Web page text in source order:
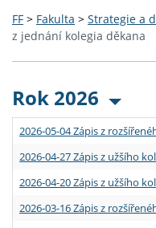
FF > Fakulta > Strategie a
z jednání kolegia děkana
Rok 2026
2026-05-04 Zápis z
2026-04-27 Zápis z užšího
2026-04-20 Zápis z užšího
2026-03-16 Zápis z